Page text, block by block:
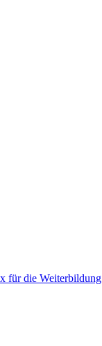
für die Weiterbildung